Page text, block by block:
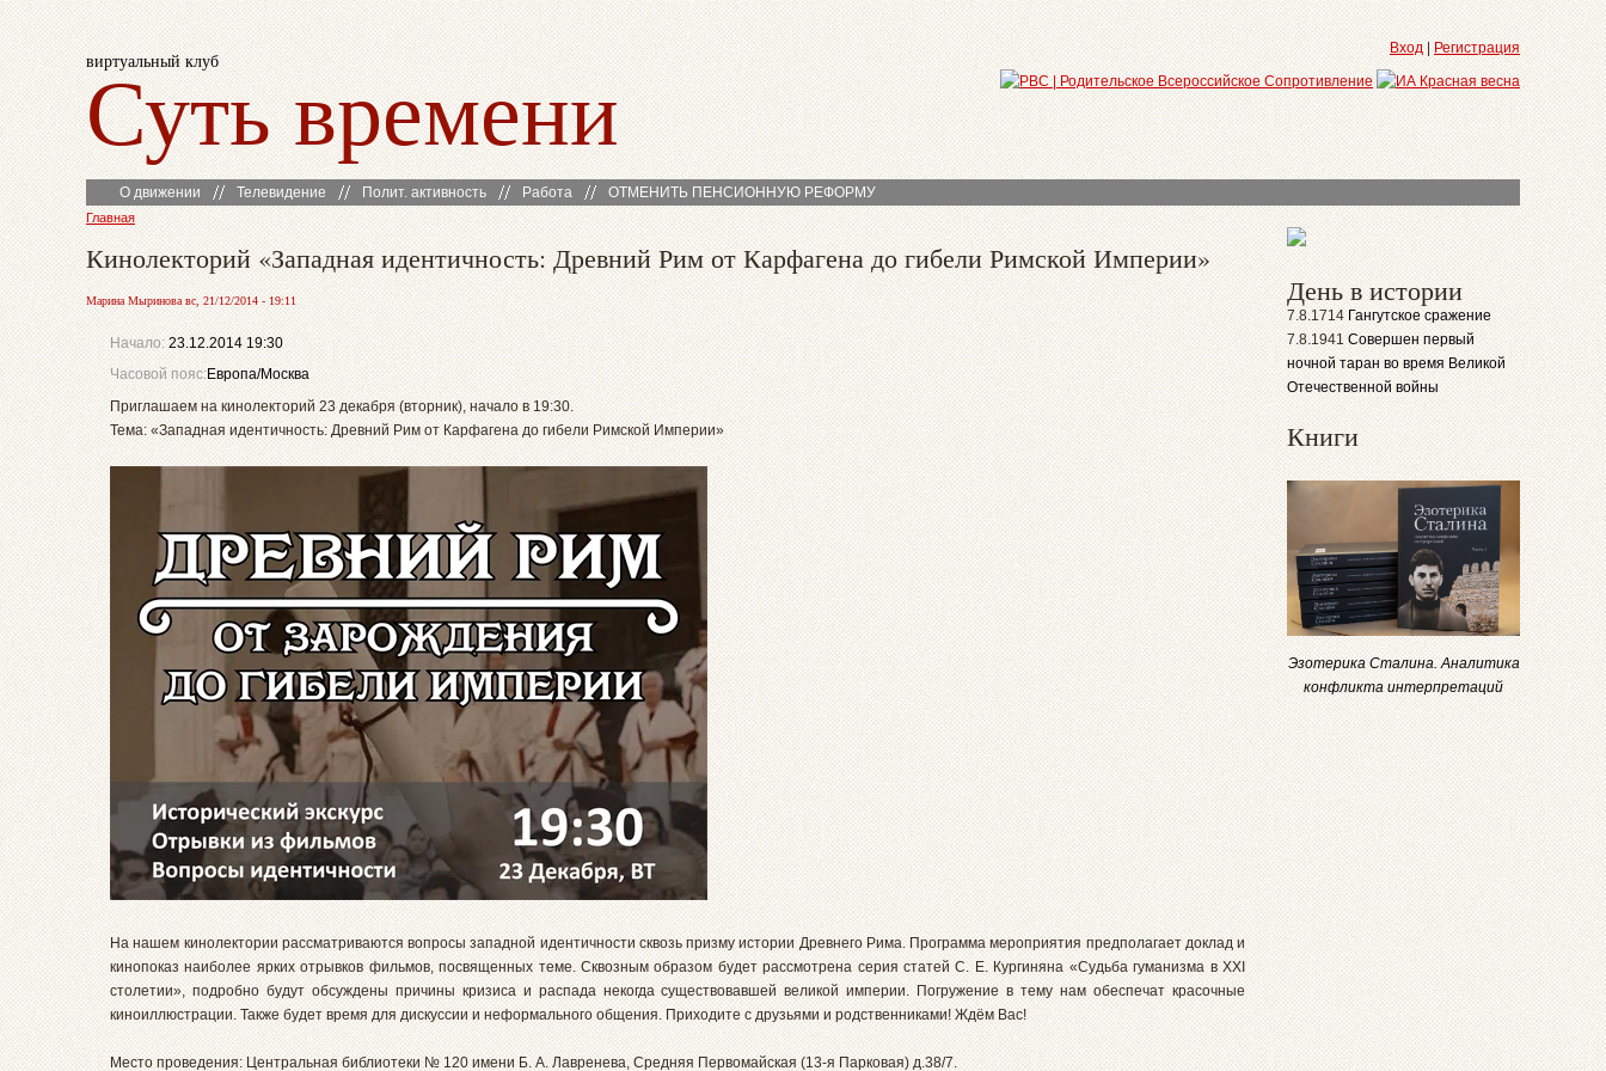
виртуальный клуб
Суть времени
Вход Регистрация
О движении Телевидение Полит. активность Работа ОТМЕНИТЬ ПЕНСИОННУЮ РЕФОРМУ
Главная
Кинолекторий «Западная идентичность: Древний Рим от Карфагена до гибели Римской Империи»
Марина Мыринова вс, 21/12/2014 - 19:11
Начало: 23.12.2014 19:30
Часовой пояс:Европа/Москва
Приглашаем на кинолекторий 23 декабря (вторник), начало в 19:30.
Тема: «Западная идентичность: Древний Рим от Карфагена до гибели Римской Империи»
На нашем кинолектории рассматриваются вопросы западной идентичности сквозь призму истории Древнего Рима. Программа мероприятия предполагает доклад и
кинопоказ наиболее ярких отрывков фильмов, посвященных теме. Сквозным образом будет рассмотрена серия статей С. Е. Кургиняна «Судьба гуманизма в XXI
столетии», подробно будут обсуждены причины кризиса и распада некогда существовавшей великой империи. Погружение в тему нам обеспечат красочные
киноиллюстрации. Также будет время для дискуссии и неформального общения. Приходите с друзьями и родственниками! Ждём Вас!
Место проведения: Центральная библиотеки № 120 имени Б. А. Лавренева, Средняя Первомайская (13-я Парковая) д.38/7.
День в истории
7.8.1714 Гангутское сражение
7.8.1941 Совершен первый
ночной таран во время Великой
Отечественной войны
Книги
Эзотерика Сталина. Аналитика
конфликта интерпретаций